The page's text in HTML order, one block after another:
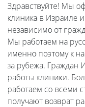
Здравствуйте! Мы
клиника в Израиле
независимо от
Мы работаем на
именно поэтому к
за рубежа. Граждан
работы клиники.
работаем со всеми
получают возврат